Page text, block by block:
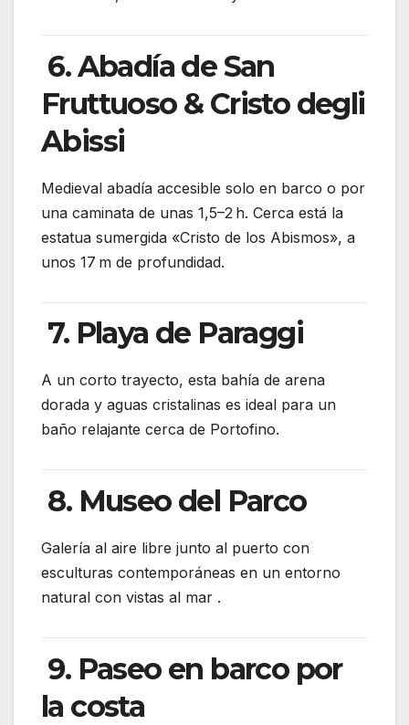
6. Abadía de San
Fruttuoso & Cristo degli
Abissi
Medieval abadía accesible solo en barco o por
una caminata de unas 1,5–2 h. Cerca está la
estatua sumergida «Cristo de los Abismos», a
unos 17 m de profundidad.
7. Playa de Paraggi
A un corto trayecto, esta bahía de arena
dorada y aguas cristalinas es ideal para un
baño relajante cerca de Portofino.
8. Museo del Parco
Galería al aire libre junto al puerto con
esculturas contemporáneas en un entorno
natural con vistas al mar .
9. Paseo en barco por
la costa